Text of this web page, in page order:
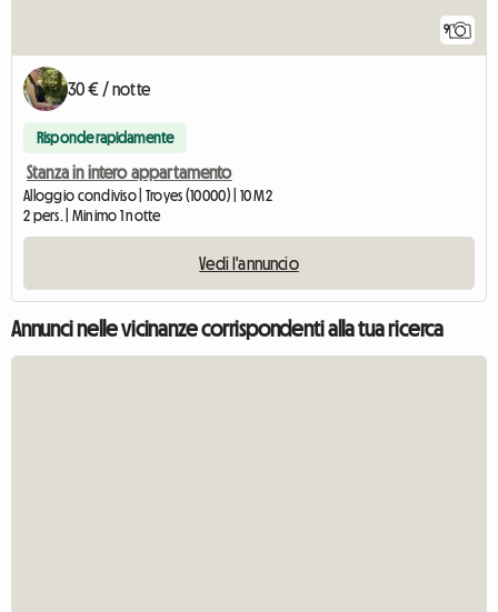
9
30 € / notte
Risponde rapidamente
Stanza in intero appartamento
Alloggio condiviso | Troyes (10000) | 10 M2
2 pers. | Minimo 1 notte
Vedi l'annuncio
Annunci nelle vicinanze corrispondenti alla tua ricerca